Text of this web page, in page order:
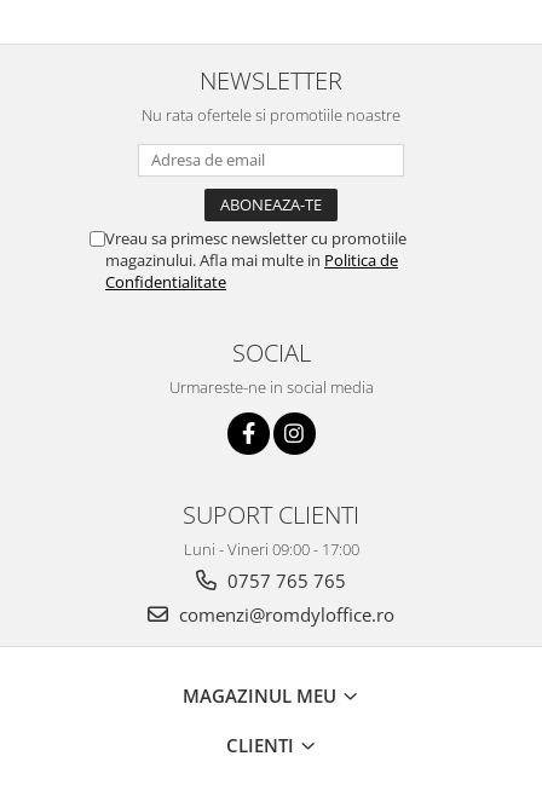
NEWSLETTER
Nu rata ofertele si promotiile noastre
Vreau sa primesc newsletter cu promotiile
magazinului. Afla mai multe in Politica de
Confidentialitate
SOCIAL
Urmareste-ne in social media
SUPORT CLIENTI
Luni - Vineri 09:00 - 17:00
0757 765 765
comenzi@romdyloffice.ro
MAGAZINUL MEU
CLIENTI